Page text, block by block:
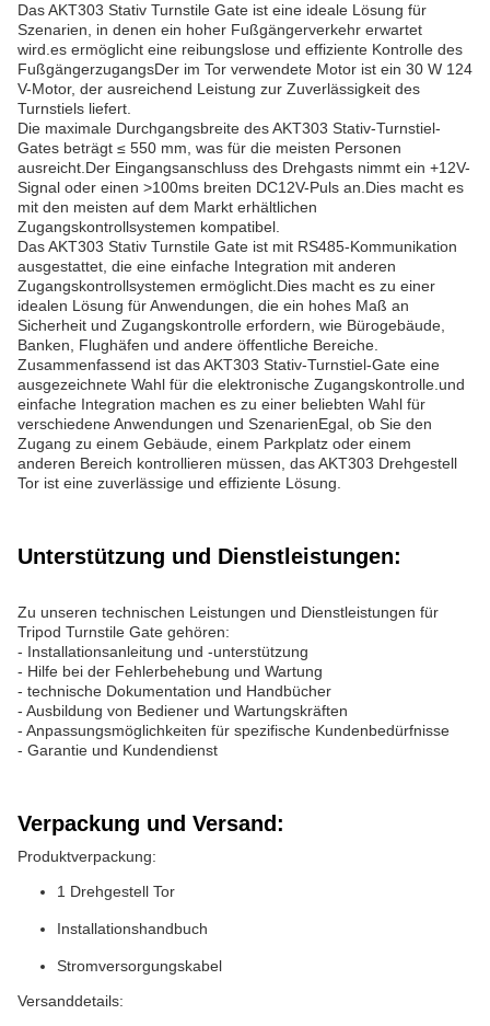
Das AKT303 Stativ Turnstile Gate ist eine ideale Lösung für
Szenarien, in denen ein hoher Fußgängerverkehr erwartet
wird.es ermöglicht eine reibungslose und effiziente Kontrolle des
FußgängerzugangsDer im Tor verwendete Motor ist ein 30 W 124
V-Motor, der ausreichend Leistung zur Zuverlässigkeit des
Turnstiels liefert.
Die maximale Durchgangsbreite des AKT303 Stativ-Turnstiel-
Gates beträgt ≤ 550 mm, was für die meisten Personen
ausreicht.Der Eingangsanschluss des Drehgasts nimmt ein +12V-
Signal oder einen >100ms breiten DC12V-Puls an.Dies macht es
mit den meisten auf dem Markt erhältlichen
Zugangskontrollsystemen kompatibel.
Das AKT303 Stativ Turnstile Gate ist mit RS485-Kommunikation
ausgestattet, die eine einfache Integration mit anderen
Zugangskontrollsystemen ermöglicht.Dies macht es zu einer
idealen Lösung für Anwendungen, die ein hohes Maß an
Sicherheit und Zugangskontrolle erfordern, wie Bürogebäude,
Banken, Flughäfen und andere öffentliche Bereiche.
Zusammenfassend ist das AKT303 Stativ-Turnstiel-Gate eine
ausgezeichnete Wahl für die elektronische Zugangskontrolle.und
einfache Integration machen es zu einer beliebten Wahl für
verschiedene Anwendungen und SzenarienEgal, ob Sie den
Zugang zu einem Gebäude, einem Parkplatz oder einem
anderen Bereich kontrollieren müssen, das AKT303 Drehgestell
Tor ist eine zuverlässige und effiziente Lösung.
Unterstützung und Dienstleistungen:
Zu unseren technischen Leistungen und Dienstleistungen für
Tripod Turnstile Gate gehören:
- Installationsanleitung und -unterstützung
- Hilfe bei der Fehlerbehebung und Wartung
- technische Dokumentation und Handbücher
- Ausbildung von Bediener und Wartungskräften
- Anpassungsmöglichkeiten für spezifische Kundenbedürfnisse
- Garantie und Kundendienst
Verpackung und Versand:
Produktverpackung:
1 Drehgestell Tor
Installationshandbuch
Stromversorgungskabel
Versanddetails: